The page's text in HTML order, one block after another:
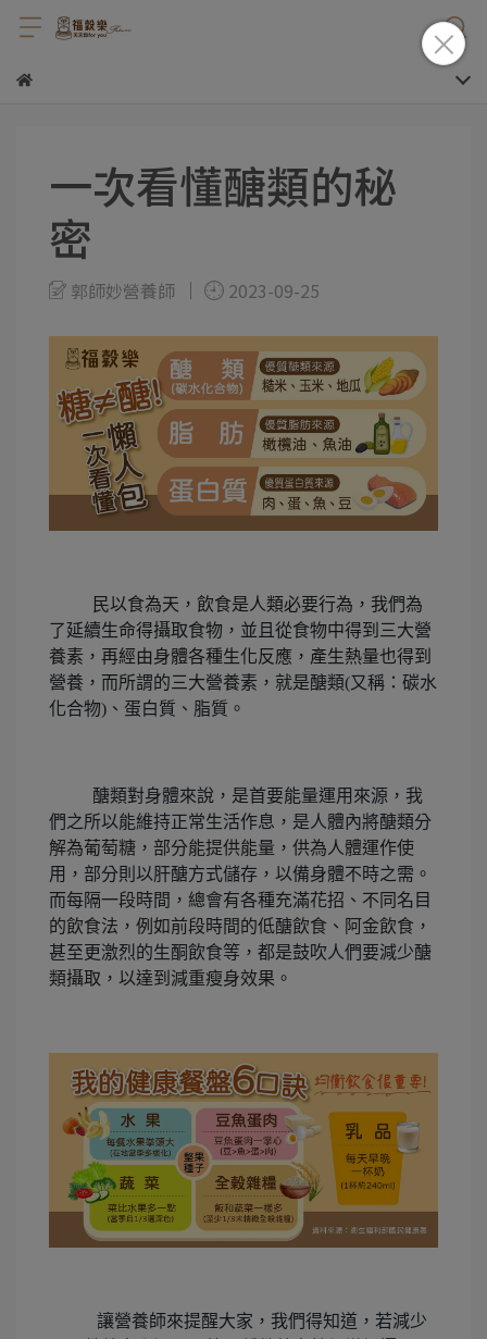
一次看懂醣類的秘
密
郭師妙營養師 2023-09-25
民以食為天，飲食是人類必要行為，我們為
了延續生命得攝取食物，並且從食物中得到三大營
養素，再經由身體各種生化反應，產生熱量也得到
營養，而所謂的三大營養素，就是醣類(又稱：碳水
化合物) 、蛋白質、脂質。
醣類對身體來說，是首要能量運用來源，我
們之所以能維持正常生活作息，是人體內將醣類分
解為葡萄糖，部分能提供能量，供為人體運作使
用，部分則以肝醣方式儲存，以備身體不時之需。
而每隔一段時間，總會有各種充滿花招、不同名目
的飲食法，例如前段時間的低醣飲食、阿金飲食，
甚至更激烈的生酮飲食等，都是鼓吹人們要減少醣
類攝取，以達到減重瘦身效果。
讓營養師來提醒大家，我們得知道，若減少